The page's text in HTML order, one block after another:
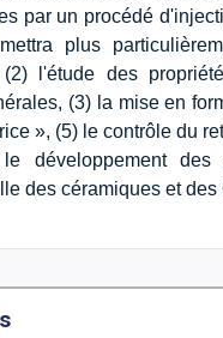
par un procédé
plus
l'étude des
(3) la mise en
», (5) le contrôle du
développement
des céramiques et des